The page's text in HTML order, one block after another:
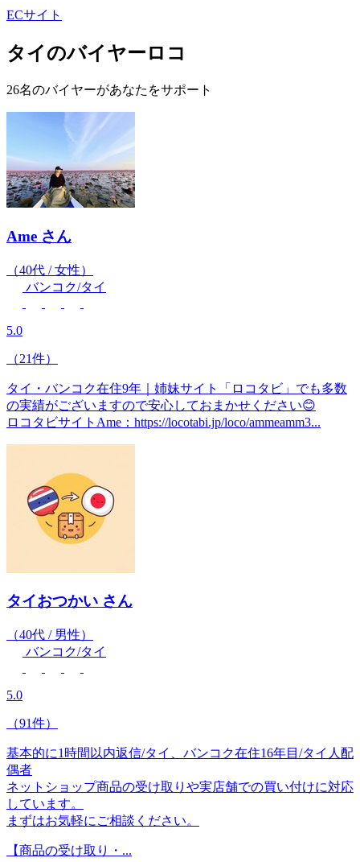
ECサイト
タイのバイヤーロコ
26名のバイヤーがあなたをサポート
Ame さん
（40代 / 女性）
バンコク/タイ
5.0
（21件）
タイ・バンコク在住9年｜姉妹サイト「ロコタビ」でも多数
の実績がございますので安心しておまかせください😊
ロコタビサイトAme：https://locotabi.jp/loco/ammeamm3...
タイおつかい さん
（40代 / 男性）
バンコク/タイ
5.0
（91件）
基本的に1時間以内返信/タイ、バンコク在住16年目/タイ人配
偶者
ネットショップ商品の受け取りや実店舗での買い付けに対応
しています。
まずはお気軽にご相談ください。
【商品の受け取り・...